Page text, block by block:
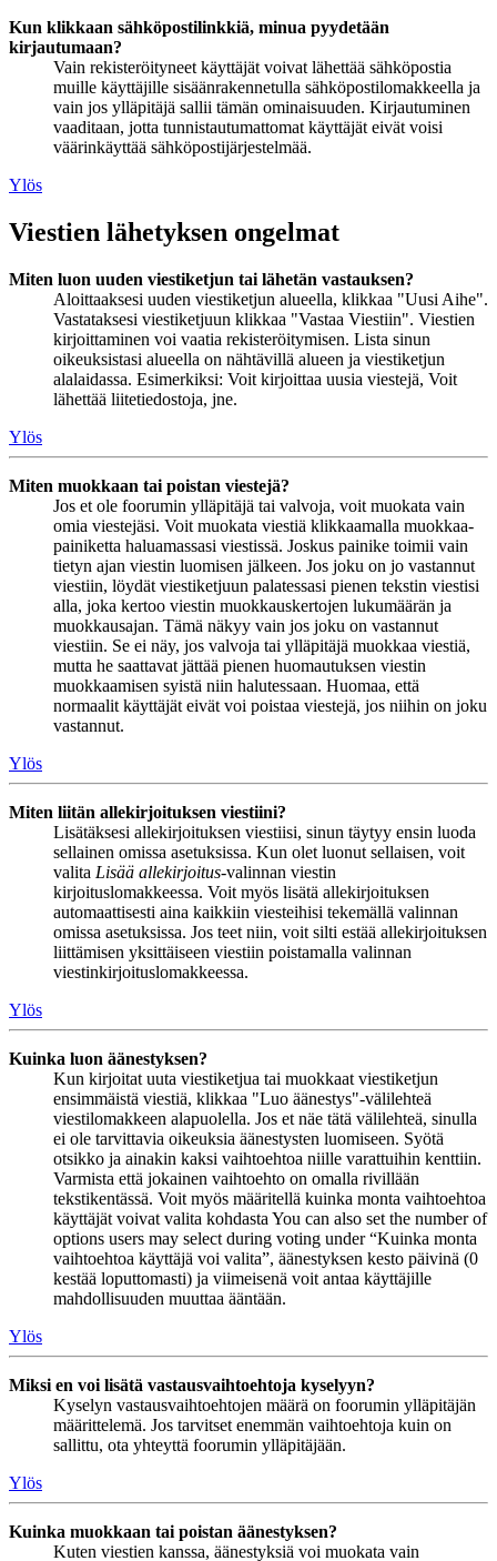
Kun klikkaan sähköpostilinkkiä, minua pyydetään
kirjautumaan?
Vain rekisteröityneet käyttäjät voivat lähettää sähköpostia
muille käyttäjille sisäänrakennetulla sähköpostilomakkeella ja
vain jos ylläpitäjä sallii tämän ominaisuuden. Kirjautuminen
vaaditaan, jotta tunnistautumattomat käyttäjät eivät voisi
väärinkäyttää sähköpostijärjestelmää.
Ylös
Viestien lähetyksen ongelmat
Miten luon uuden viestiketjun tai lähetän vastauksen?
Aloittaaksesi uuden viestiketjun alueella, klikkaa "Uusi Aihe".
Vastataksesi viestiketjuun klikkaa "Vastaa Viestiin". Viestien
kirjoittaminen voi vaatia rekisteröitymisen. Lista sinun
oikeuksistasi alueella on nähtävillä alueen ja viestiketjun
alalaidassa. Esimerkiksi: Voit kirjoittaa uusia viestejä, Voit
lähettää liitetiedostoja, jne.
Ylös
Miten muokkaan tai poistan viestejä?
Jos et ole foorumin ylläpitäjä tai valvoja, voit muokata vain
omia viestejäsi. Voit muokata viestiä klikkaamalla muokkaa-
painiketta haluamassasi viestissä. Joskus painike toimii vain
tietyn ajan viestin luomisen jälkeen. Jos joku on jo vastannut
viestiin, löydät viestiketjuun palatessasi pienen tekstin viestisi
alla, joka kertoo viestin muokkauskertojen lukumäärän ja
muokkausajan. Tämä näkyy vain jos joku on vastannut
viestiin. Se ei näy, jos valvoja tai ylläpitäjä muokkaa viestiä,
mutta he saattavat jättää pienen huomautuksen viestin
muokkaamisen syistä niin halutessaan. Huomaa, että
normaalit käyttäjät eivät voi poistaa viestejä, jos niihin on joku
vastannut.
Ylös
Miten liitän allekirjoituksen viestiini?
Lisätäksesi allekirjoituksen viestiisi, sinun täytyy ensin luoda
sellainen omissa asetuksissa. Kun olet luonut sellaisen, voit
valita Lisää allekirjoitus-valinnan viestin
kirjoituslomakkeessa. Voit myös lisätä allekirjoituksen
automaattisesti aina kaikkiin viesteihisi tekemällä valinnan
omissa asetuksissa. Jos teet niin, voit silti estää allekirjoituksen
liittämisen yksittäiseen viestiin poistamalla valinnan
viestinkirjoituslomakkeessa.
Ylös
Kuinka luon äänestyksen?
Kun kirjoitat uuta viestiketjua tai muokkaat viestiketjun
ensimmäistä viestiä, klikkaa "Luo äänestys"-välilehteä
viestilomakkeen alapuolella. Jos et näe tätä välilehteä, sinulla
ei ole tarvittavia oikeuksia äänestysten luomiseen. Syötä
otsikko ja ainakin kaksi vaihtoehtoa niille varattuihin kenttiin.
Varmista että jokainen vaihtoehto on omalla rivillään
tekstikentässä. Voit myös määritellä kuinka monta vaihtoehtoa
käyttäjät voivat valita kohdasta You can also set the number of
options users may select during voting under “Kuinka monta
vaihtoehtoa käyttäjä voi valita”, äänestyksen kesto päivinä (0
kestää loputtomasti) ja viimeisenä voit antaa käyttäjille
mahdollisuuden muuttaa ääntään.
Ylös
Miksi en voi lisätä vastausvaihtoehtoja kyselyyn?
Kyselyn vastausvaihtoehtojen määrä on foorumin ylläpitäjän
määrittelemä. Jos tarvitset enemmän vaihtoehtoja kuin on
sallittu, ota yhteyttä foorumin ylläpitäjään.
Ylös
Kuinka muokkaan tai poistan äänestyksen?
Kuten viestien kanssa, äänestyksiä voi muokata vain